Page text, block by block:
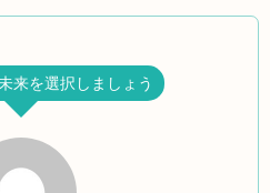
来を選択しましょう